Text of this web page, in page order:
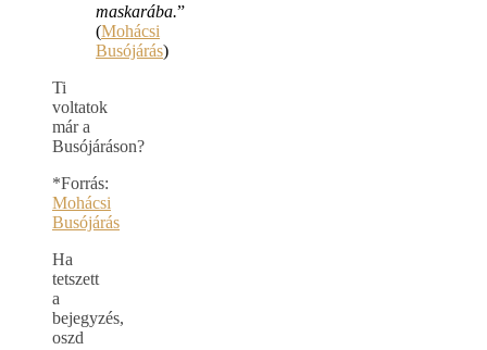
maskarába.”
(Mohácsi
Busójárás)
Ti
voltatok
már a
Busójáráson?
*Forrás:
Mohácsi
Busójárás
Ha
tetszett
a
bejegyzés,
oszd